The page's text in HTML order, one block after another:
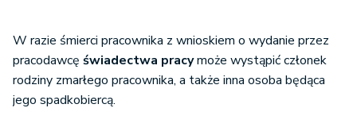
W razie śmierci pracownika z wnioskiem o wydanie przez
pracodawcę świadectwa pracymoże wystąpić członek
rodziny zmarłego pracownika, a także inna osoba będąca
jego spadkobiercą.